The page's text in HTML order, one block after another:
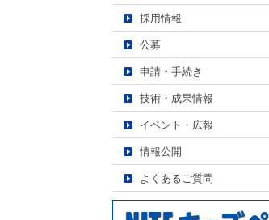
採用情報
公募
申請・手続き
技術・成果情報
イベント・広報
情報公開
よくあるご質問